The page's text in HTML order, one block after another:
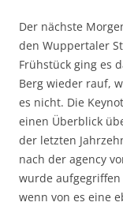
Der nächste
den Wuppertaler
Frühstück ging es
Berg wieder rauf,
es nicht. Die
einen Überblick
der letzten
nach der agency
wurde
wenn von es eine